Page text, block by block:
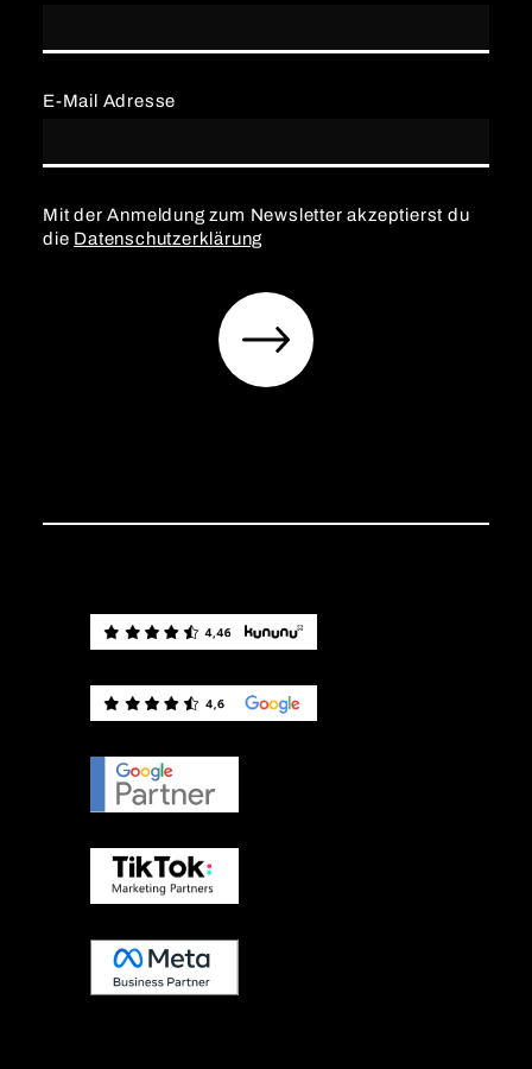
E-Mail Adresse
Mit der Anmeldung zum Newsletter akzeptierst du
die Datenschutzerklärung